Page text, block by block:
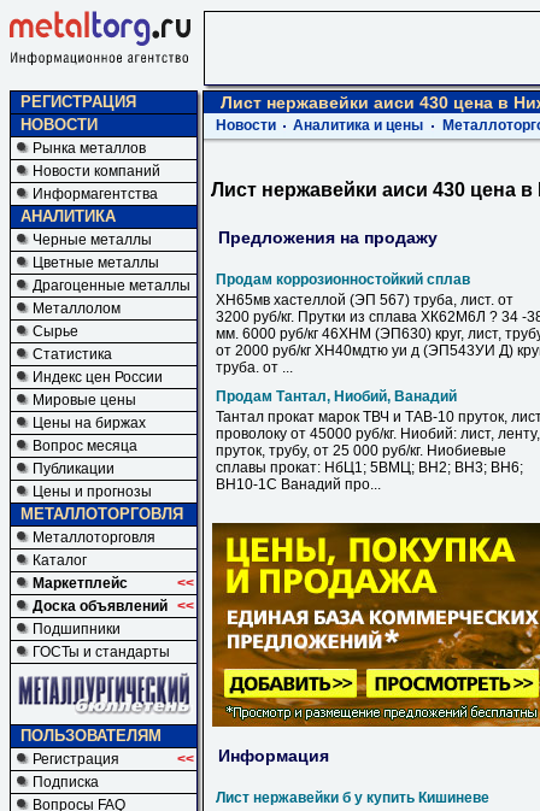
РЕГИСТРАЦИЯ
НОВОСТИ
Рынка металлов
Новости компаний
Информагентства
АНАЛИТИКА
Черные металлы
Цветные металлы
Драгоценные металлы
Металлолом
Сырье
Статистика
Индекс цен России
Мировые цены
Цены на биржах
Вопрос месяца
Публикации
Цены и прогнозы
МЕТАЛЛОТОРГОВЛЯ
Металлоторговля
Каталог
Маркетплейс
<<
Доска объявлений <<
Подшипники
ГОСТы и стандарты
ПОЛЬЗОВАТЕЛЯМ
Регистрация
<<
Подписка
Вопросы FAQ
Лист нержавейки аиси 430 цена в
Новости Аналитика и цены
Лист нержавейки аиси 430 цена
Предложения на продажу
Продам коррозионностойкий сплав
ХН65мв хастеллой (ЭП 567) труба, лист. от
3200 руб/кг. Прутки из сплава ХК62М6Л ? 34 -
мм. 6000 руб/кг 46ХНМ (ЭП630) круг, лист,
от 2000 руб/кг ХН40мдтю уи д (ЭП543УИ Д)
труба. от ...
Продам Тантал, Ниобий, Ванадий
Тантал прокат марок ТВЧ и ТАВ-10 пруток,
проволоку от 45000 руб/кг. Ниобий: лист, ленту,
пруток, трубу, от 25 000 руб/кг. Ниобиевые
сплавы прокат: НбЦ1; 5ВМЦ; ВН2; ВН3; ВН6;
ВН10-1С Ванадий про...
Информация
Лист нержавейки б у купить Кишиневе